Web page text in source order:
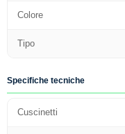
Colore
Tipo
Specifiche tecniche
Cuscinetti